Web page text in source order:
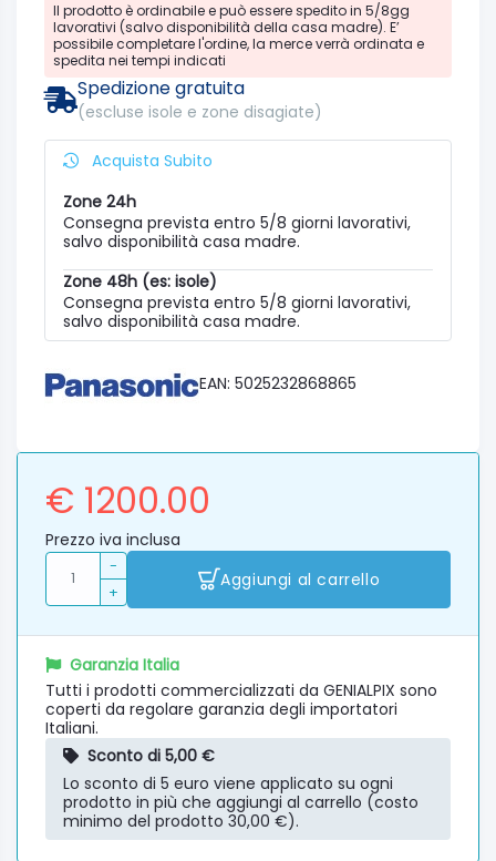
Il prodotto è ordinabile e può essere spedito in 5/8gg
lavorativi (salvo disponibilità della casa madre). E’
possibile completare l'ordine, la merce verrà ordinata e
spedita nei tempi indicati
Spedizione gratuita
(escluse isole e zone disagiate)
Acquista Subito
Zone 24h
Consegna prevista entro 5/8 giorni lavorativi,
salvo disponibilità casa madre.
Zone 48h (es: isole)
Consegna prevista entro 5/8 giorni lavorativi,
salvo disponibilità casa madre.
EAN: 5025232868865
€ 1200.00
Prezzo iva inclusa
-
+
Aggiungi al carrello
Garanzia Italia
Tutti i prodotti commercializzati da GENIALPIX sono
coperti da regolare garanzia degli importatori
Italiani.
Sconto di 5,00 €
Lo sconto di 5 euro viene applicato su ogni
prodotto in più che aggiungi al carrello (costo
minimo del prodotto 30,00 €).